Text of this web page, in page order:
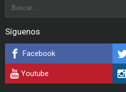
Síguenos
Facebook
Youtube